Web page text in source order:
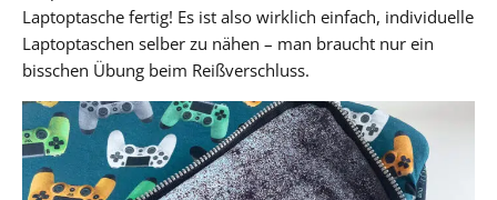
Laptoptasche fertig! Es ist also wirklich einfach, individuelle
Laptoptaschen selber zu nähen – man braucht nur ein
bisschen Übung beim Reißverschluss.